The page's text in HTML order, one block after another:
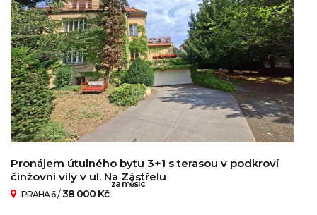
Pronájem útulného bytu 3+1 s terasou v podkroví
činžovní vily v ul. Na Zástřelu
PRAHA 6/38 000 Kč
za měsíc